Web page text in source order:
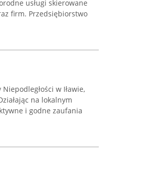
usługi skierowane
firm. Przedsiębiorstwo
w Iławie,
na lokalnym
i godne zaufania